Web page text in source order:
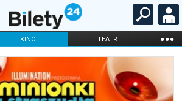
KINO TEATR ...
OPERA I BALET
STAND-UP
ONLINE KARNETY